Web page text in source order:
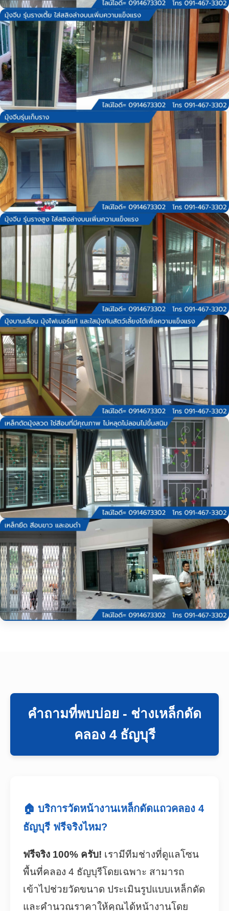
คำถามที่พบบ่อย - ช่างเหล็กดัด
คลอง 4 ธัญบุรี
🏠 บริการวัดหน้างานเหล็กดัดแถวคลอง 4
ธัญบุรี ฟรีจริงไหม?
ฟรีจริง 100% ครับ! เรามีทีมช่างที่ดูแลโซน
พื้นที่คลอง 4 ธัญบุรีโดยเฉพาะ สามารถ
เข้าไปช่วยวัดขนาด ประเมินรูปแบบเหล็กดัด
และคำนวณราคาให้คุณได้หน้างานโดย